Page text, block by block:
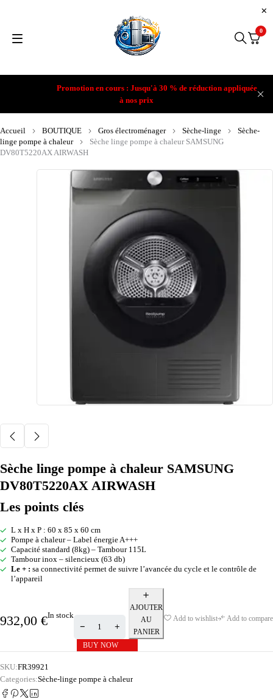
Promotion en cours : Jusqu'à 30 % de réduction appliquée
à nos prix
0
Accueil BOUTIQUE Gros électroménager Sèche-linge
Sèche-
linge pompe à chaleur
Sèche linge pompe à chaleur SAMSUNG
DV80T5220AX AIRWASH
Sèche linge pompe à chaleur SAMSUNG
DV80T5220AX AIRWASH
Les points clés
L x H x P : 60 x 85 x 60 cm
Pompe à chaleur – Label énergie A+++
Capacité standard (8kg) – Tambour 115L
Tambour inox – silencieux (63 db)
Le + : sa connectivité permet de suivre l’avancée du cycle et le contrôle de
l’appareil
932,00 €In stock
AJOUTER
AU
PANIER
BUY NOW
Add to wishlist Add to compare
SKU:FR39921
Categories:Sèche-linge pompe à chaleur